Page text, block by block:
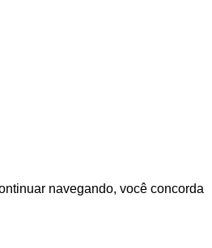
navegando, você concorda